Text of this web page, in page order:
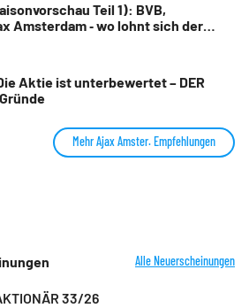
Teil 1): BVB,
Amsterdam ‑ wo lohnt sich der
Aktie ist unterbewertet – DER
Mehr Ajax Amster. Empfehlungen
Alle Neuerscheinungen
33/26